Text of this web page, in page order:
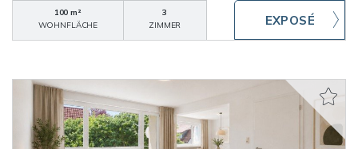
100 m²
WOHNFLÄCHE
3
ZIMMER